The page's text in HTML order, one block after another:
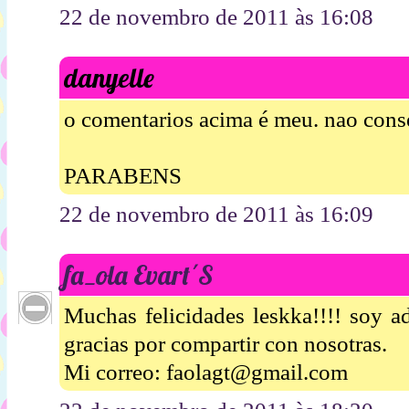
22 de novembro de 2011 às 16:08
danyelle
o comentarios acima é meu. nao
PARABENS
22 de novembro de 2011 às 16:09
fa_ola Evart´S
Muchas felicidades leskka!!!! soy
gracias por compartir con nosotras.
Mi correo: faolagt@gmail.com